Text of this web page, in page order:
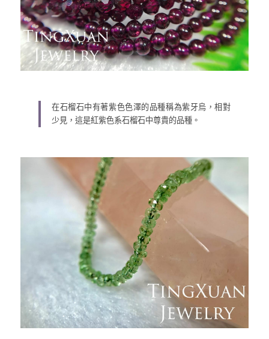
在石榴石中有著紫色色澤的品種稱為紫牙烏，相對
少見，這是紅紫色系石榴石中尊貴的品種。